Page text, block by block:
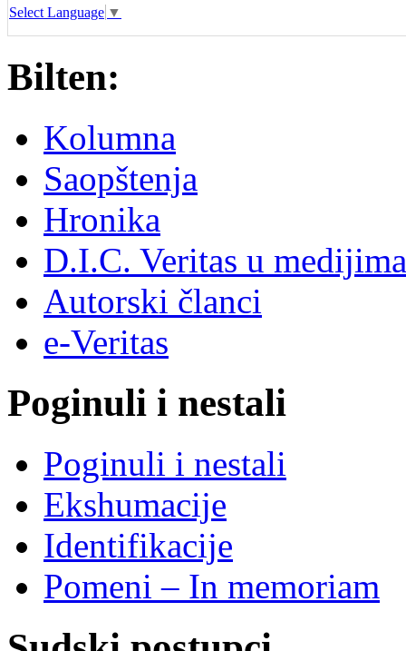
Select Language ▼
Bilten:
Kolumna
Saopštenja
Hronika
D.I.C. Veritas u medijima
Autorski članci
e-Veritas
Poginuli i nestali
Poginuli i nestali
Ekshumacije
Identifikacije
Pomeni – In memoriam